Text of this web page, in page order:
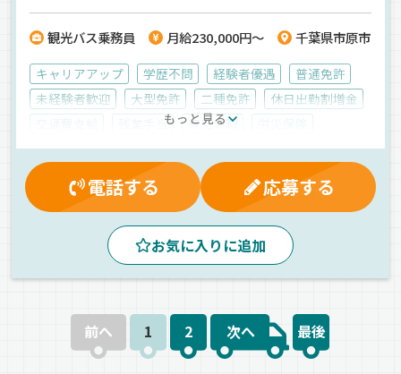
でも安心。月給23万円以上スタートで、研修期間中でも月給19万
で、2024年度の平均年収はなんと【563万円】！未経験からでもここ
まで安定して稼げる職場はなかなかありません。福利厚生も抜群。自
己負担2万円で住める社宅制度、千葉ロッテの観戦無料、小湊鐵道・バ
スの乗り放題、保健師・看護師常駐、年2回の健康診断など…社員の健
がら安定収入を得たい方、未経験からドライバーに挑戦したい方、観
光や人とのふれあいが好きな方にはピッタリのお仕事です！【小湊鐵
道株式会社】でのお仕事ですが、応募はドラピタエージェントを通じ
てのご紹介になります！
観光バス乗務員 月給230,000円～ 千葉県市原市
キャリアアップ 学歴不問 経験者優遇
普通免許
未経験者歓迎
大型免許 二種免許
休日出勤割増金
残業手当 有給休暇
社宅対応可
資格取得制度 厚生年金
健康保険
マイカー通勤可
雇用保険 昼
高速バス 一般旅客 バス 正社員
もっと見る
電話する 応募する
お気に入りに追加
前へ 1 2 次へ 最後